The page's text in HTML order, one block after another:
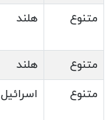
متنوع هلند
متنوع هلند
متنوع
اسرائیل